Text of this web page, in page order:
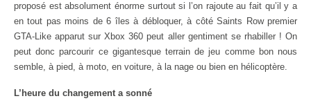
proposé est absolument énorme surtout si l’on rajoute au fait qu’il y a
en tout pas moins de 6 îles à débloquer, à côté Saints Row premier
GTA-Like apparut sur Xbox 360 peut aller gentiment se rhabiller ! On
peut donc parcourir ce gigantesque terrain de jeu comme bon nous
semble, à pied, à moto, en voiture, à la nage ou bien en hélicoptère.
L’heure du changement a sonné